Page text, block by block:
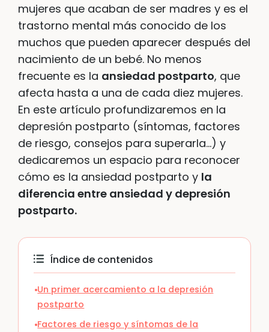
mujeres que acaban de ser madres y es el
trastorno mental más conocido de los
muchos que pueden aparecer después del
nacimiento de un bebé. No menos
frecuente es la ansiedad postparto, que
afecta hasta a una de cada diez mujeres.
En este artículo profundizaremos en la
depresión postparto (síntomas, factores
de riesgo, consejos para superarla…) y
dedicaremos un espacio para reconocer
cómo es la ansiedad postparto y la
diferencia entre ansiedad y depresión
postparto.
Índice de contenidos
Un primer acercamiento a la depresión
postparto
Factores de riesgo y síntomas de la